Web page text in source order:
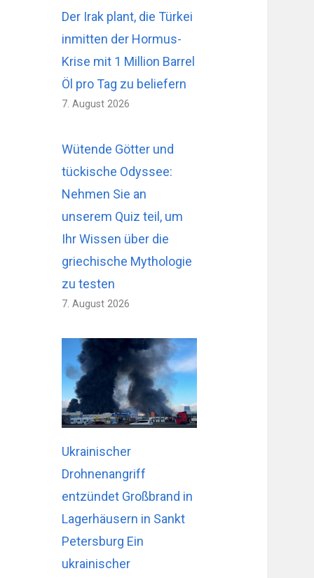
Der Irak plant, die Türkei
inmitten der Hormus-
Krise mit 1 Million Barrel
Öl pro Tag zu beliefern
7. August 2026
Wütende Götter und
tückische Odyssee:
Nehmen Sie an
unserem Quiz teil, um
Ihr Wissen über die
griechische Mythologie
zu testen
7. August 2026
Ukrainischer
Drohnenangriff
entzündet Großbrand in
Lagerhäusern in Sankt
Petersburg Ein
ukrainischer